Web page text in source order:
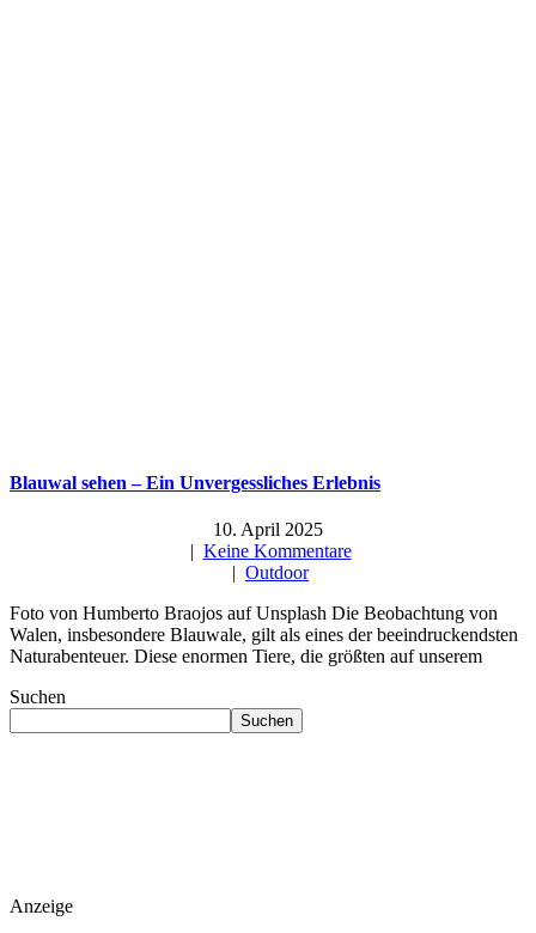
Blauwal sehen – Ein Unvergessliches Erlebnis
10. April 2025
| Keine Kommentare
| Outdoor
Foto von Humberto Braojos auf Unsplash Die Beobachtung von
Walen, insbesondere Blauwale, gilt als eines der beeindruckendsten
Naturabenteuer. Diese enormen Tiere, die größten auf unserem
Suchen
Suchen
Anzeige